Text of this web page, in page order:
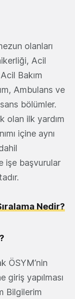
olanları
Acil
Bakım
Ambulans ve
bölümler.
olan ilk yardım
içine aynı
işe başvurular
Nedir?
ÖSYM’nin
giriş yapılması
Bilgilerim